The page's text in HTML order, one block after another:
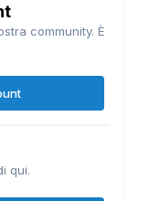
community. È
qui.